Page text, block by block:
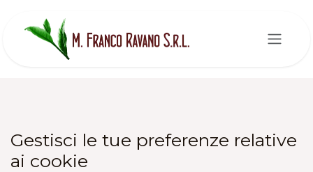
Gestisci le tue preferenze relative
ai cookie